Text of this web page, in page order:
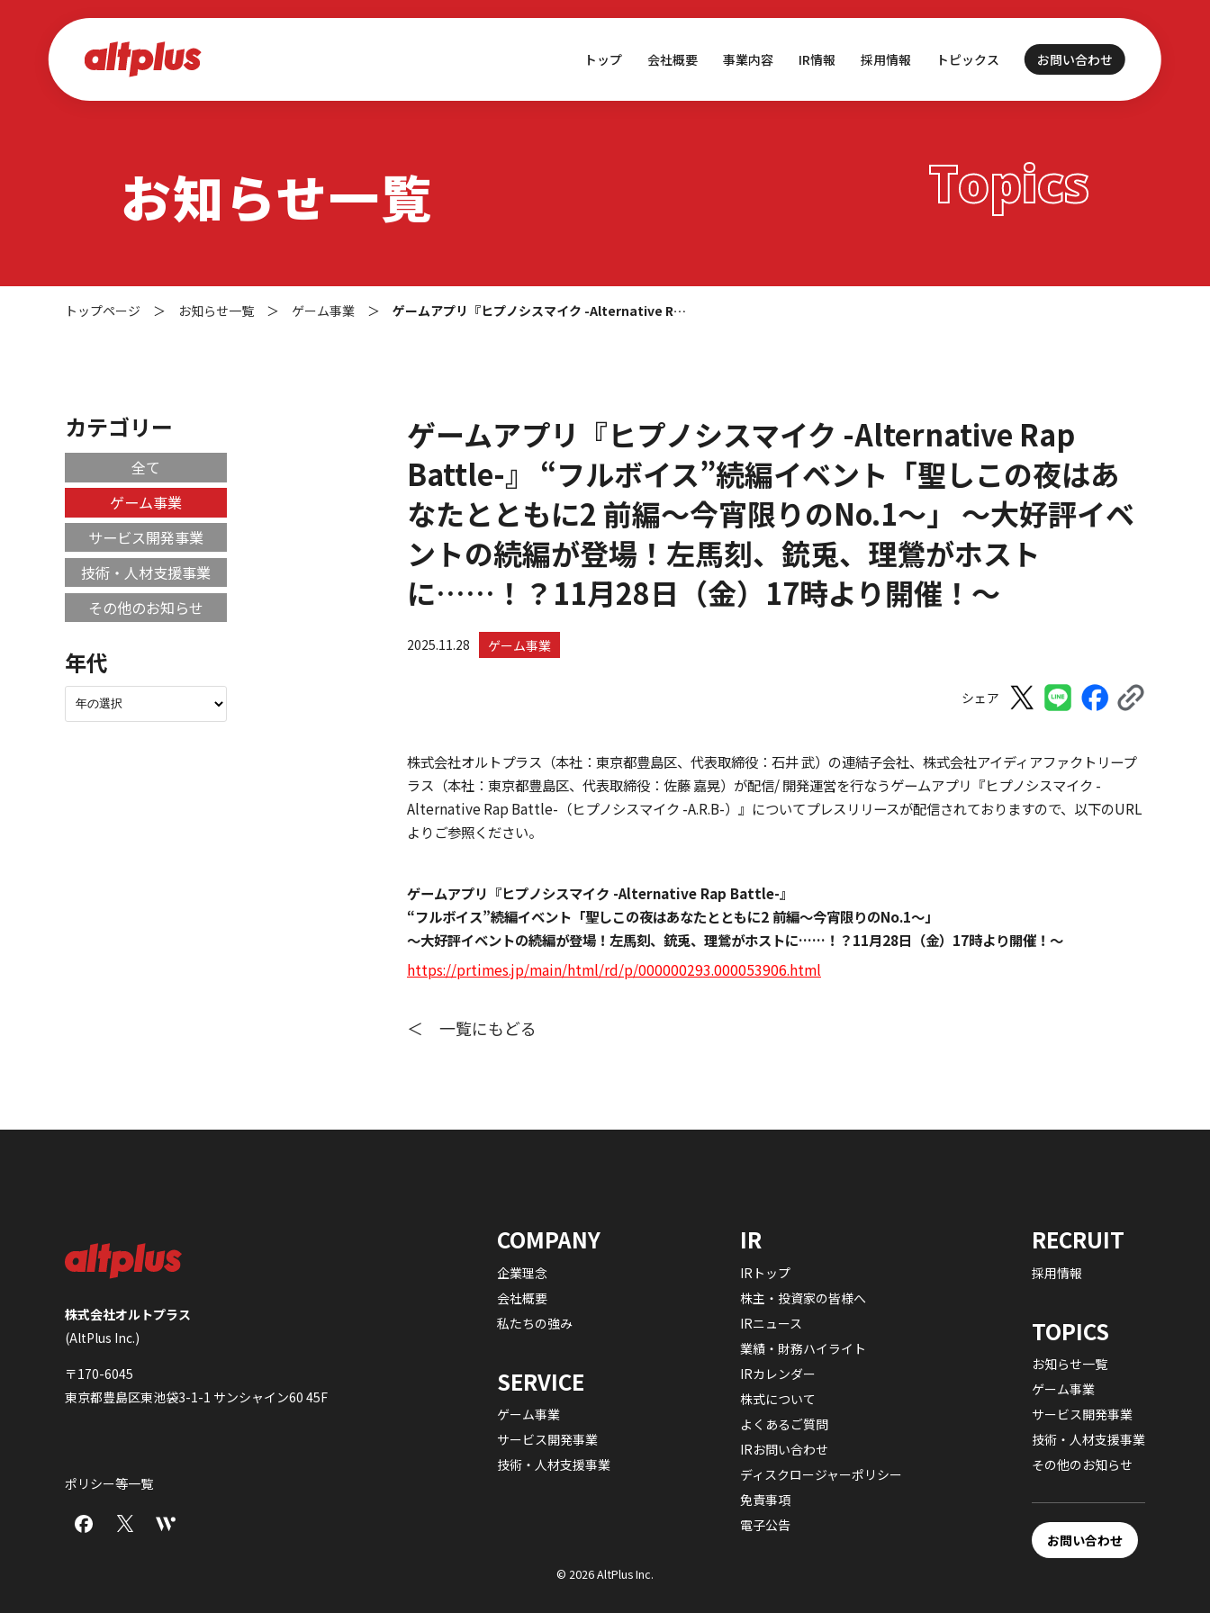
トップ 会社概要 事業内容 IR情報 採用情報 トピックス お問い合わせ
お知らせ一覧 Topics
トップページ ＞ お知らせ一覧 ＞ ゲーム事業 ＞ ゲームアプリ『ヒプノシスマイク -Alternative R…
ゲームアプリ『ヒプノシスマイク -Alternative Rap
Battle-』 “フルボイス”続編イベント「聖しこの夜はあ
なたとともに2 前編～今宵限りのNo.1～」 ～大好評イベ
ントの続編が登場！左馬刻、銃兎、理鶯がホスト
に……！？11月28日（金）17時より開催！～
2025.11.28 ゲーム事業
シェア
株式会社オルトプラス（本社：東京都豊島区、代表取締役：石井 武）の連結子会社、株式会社アイディアファクトリープ
ラス（本社：東京都豊島区、代表取締役：佐藤 嘉晃）が配信/ 開発運営を行なうゲームアプリ『ヒプノシスマイク -
Alternative Rap Battle-（ヒプノシスマイク -A.R.B-）』についてプレスリリースが配信されておりますので、以下のURL
よりご参照ください。
ゲームアプリ『ヒプノシスマイク -Alternative Rap Battle-』
“フルボイス”続編イベント「聖しこの夜はあなたとともに2 前編～今宵限りのNo.1～」
～大好評イベントの続編が登場！左馬刻、銃兎、理鶯がホストに……！？11月28日（金）17時より開催！～
https://prtimes.jp/main/html/rd/p/000000293.000053906.html
＜ 一覧にもどる
カテゴリー
全て
ゲーム事業
サービス開発事業
技術・人材支援事業
その他のお知らせ
年代
株式会社オルトプラス
(AltPlus Inc.)
〒170-6045
東京都豊島区東池袋3-1-1 サンシャイン60 45F
ポリシー等一覧
COMPANY
企業理念
会社概要
私たちの強み
SERVICE
ゲーム事業
サービス開発事業
技術・人材支援事業
IR
IRトップ
株主・投資家の皆様へ
IRニュース
業績・財務ハイライト
IRカレンダー
株式について
よくあるご質問
IRお問い合わせ
ディスクロージャーポリシー
免責事項
電子公告
RECRUIT
採用情報
TOPICS
お知らせ一覧
ゲーム事業
サービス開発事業
技術・人材支援事業
その他のお知らせ
お問い合わせ
© 2026 AltPlus Inc.